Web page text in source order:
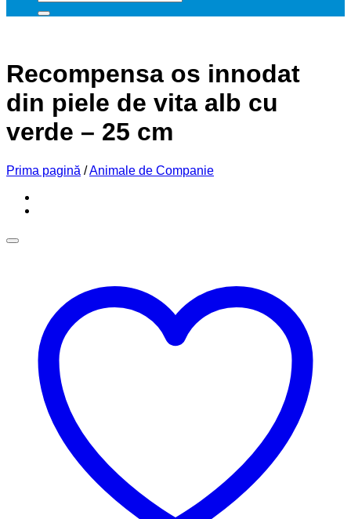
după:
Recompensa os innodat
din piele de vita alb cu
verde – 25 cm
Prima pagină /Animale de Companie